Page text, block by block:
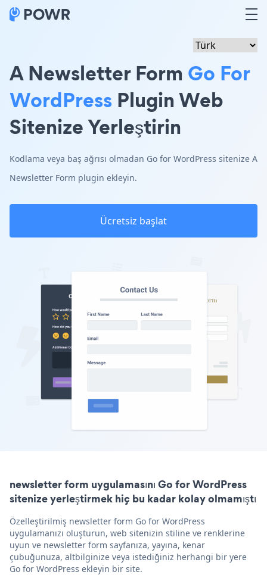
A Newsletter Form Go For
WordPress Plugin Web
Sitenize Yerleştirin
Kodlama veya baş ağrısı olmadan Go for WordPress sitenize A
Newsletter Form plugin ekleyin.
Ücretsiz başlat
newsletter form uygulamasını Go for WordPress
sitenize yerleştirmek hiç bu kadar kolay olmamıştı
Özelleştirilmiş newsletter form Go for WordPress
uygulamanızı oluşturun, web sitenizin stiline ve renklerine
uyun ve newsletter form sayfanıza, yayına, kenar
çubuğunuza, altbilginize veya istediğiniz herhangi bir yere
Go for WordPress ekleyin bir site.